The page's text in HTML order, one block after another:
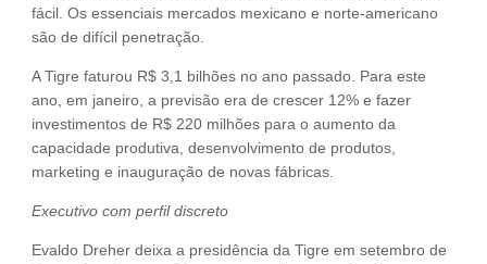
fácil. Os essenciais mercados mexicano e norte-americano
são de difícil penetração.
A Tigre faturou R$ 3,1 bilhões no ano passado. Para este
ano, em janeiro, a previsão era de crescer 12% e fazer
investimentos de R$ 220 milhões para o aumento da
capacidade produtiva, desenvolvimento de produtos,
marketing e inauguração de novas fábricas.
Executivo com perfil discreto
Evaldo Dreher deixa a presidência da Tigre em setembro de